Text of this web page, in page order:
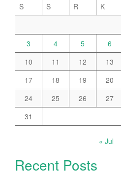
S
S R K
3
4 5 6
10
11 12 13
17
18 19 20
24
25 26 27
31
« Jul
Recent Posts